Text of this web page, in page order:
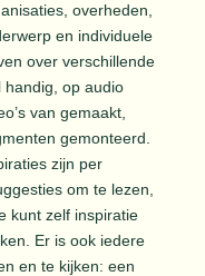
overheden,
en individuele
over verschillende
handig, op audio
van gemaakt,
gemonteerd.
zijn per
om te lezen,
kunt zelf inspiratie
Er is ook iedere
en te kijken: een